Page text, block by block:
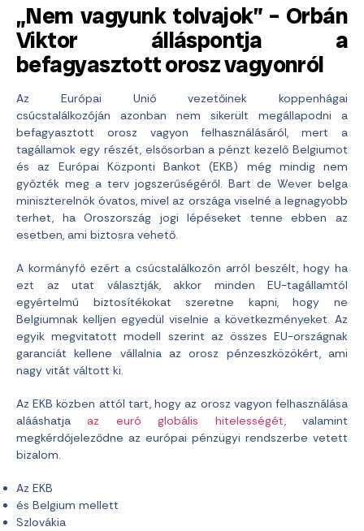
„Nem vagyunk tolvajok” – Orbán
Viktor álláspontja a
befagyasztott orosz vagyonról
Az Európai Unió vezetőinek koppenhágai
csúcstalálkozóján azonban nem sikerült megállapodni a
befagyasztott orosz vagyon felhasználásáról, mert a
tagállamok egy részét, elsősorban a pénzt kezelő Belgiumot
és az Európai Központi Bankot (EKB) még mindig nem
győzték meg a terv jogszerűségéről. Bart de Wever belga
miniszterelnök óvatos, mivel az országa viselné a legnagyobb
terhet, ha Oroszország jogi lépéseket tenne ebben az
esetben, ami biztosra vehető.
A kormányfő ezért a csúcstalálkozón arról beszélt, hogy ha
ezt az utat választják, akkor minden EU-tagállamtól
egyértelmű biztosítékokat szeretne kapni, hogy ne
Belgiumnak kelljen egyedül viselnie a következményeket. Az
egyik megvitatott modell szerint az összes EU-országnak
garanciát kellene vállalnia az orosz pénzeszközökért, ami
nagy vitát váltott ki.
Az EKB közben attól tart, hogy az orosz vagyon felhasználása
alááshatja az euró globális hitelességét,valamint
megkérdőjeleződne az európai pénzügyi rendszerbe vetett
bizalom.
Az EKB
és Belgium mellett
Szlovákia